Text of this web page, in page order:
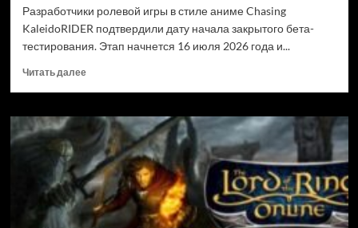
Разработчики ролевой игры в стиле аниме Chasing
KaleidoRIDER подтвердили дату начала закрытого бета-
тестирования. Этап начнется 16 июля 2026 года и...
Читать далееПрочитать
Дату
начала
ЗБТ
Chasing
KaleidoRIDER
объявили
вместе
с